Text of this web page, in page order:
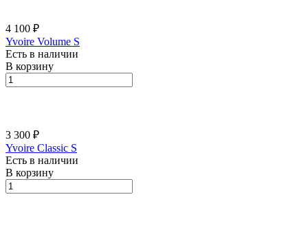
4 100 ₽
Yvoire Volume S
Есть в наличии
В корзину
3 300 ₽
Yvoire Classic S
Есть в наличии
В корзину